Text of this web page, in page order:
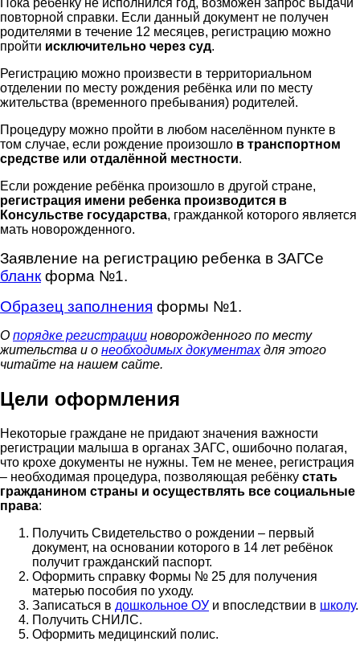
повторной справки. Если данный документ не получен
родителями в течение 12 месяцев, регистрацию можно
пройти исключительно через суд.
Регистрацию можно произвести в территориальном
отделении по месту рождения ребёнка или по месту
жительства (временного пребывания) родителей.
Процедуру можно пройти в любом населённом пункте в
том случае, если рождение произошло в транспортном
средстве или отдалённой местности.
Если рождение ребёнка произошло в другой стране,
регистрация имени ребенка производится в
Консульстве государства, гражданкой которого является
мать новорожденного.
Заявление на регистрацию ребенка в ЗАГСе
бланк форма №1.
Образец заполнения формы №1.
О порядке регистрации новорожденного по месту
жительства и о необходимых документахдля этого
читайте на нашем сайте.
Цели оформления
Некоторые граждане не придают значения важности
регистрации малыша в органах ЗАГС, ошибочно полагая,
что крохе документы не нужны. Тем не менее, регистрация
– необходимая процедура, позволяющая ребёнку стать
гражданином страны и осуществлять все социальные
права:
Получить Свидетельство о рождении – первый
документ, на основании которого в 14 лет ребёнок
получит гражданский паспорт.
Оформить справку Формы № 25 для получения
матерью пособия по уходу.
Записаться в дошкольное ОУ и впоследствии в школу.
Получить СНИЛС.
Оформить медицинский полис.